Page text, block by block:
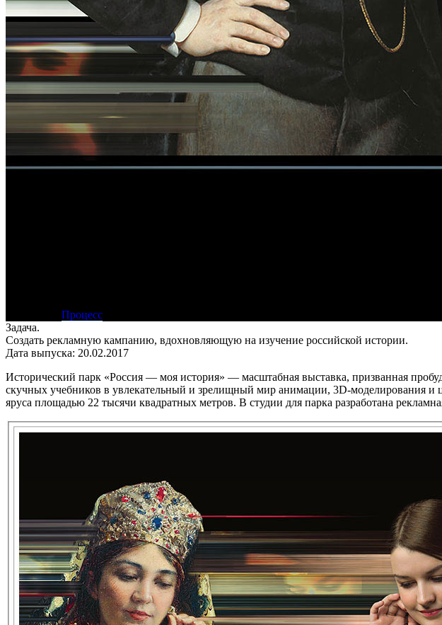
Процесс
Задача.
Создать рекламную кампанию, вдохновляющую на изучение российской истории.
Дата выпуска: 20.02.2017
Исторический парк «Россия — моя история» — масштабная выставка, призванная
скучных учебников в увлекательный и зрелищный мир анимации, 3D-моделирования и
яруса площадью 22 тысячи квадратных метров. В студии для парка разработана